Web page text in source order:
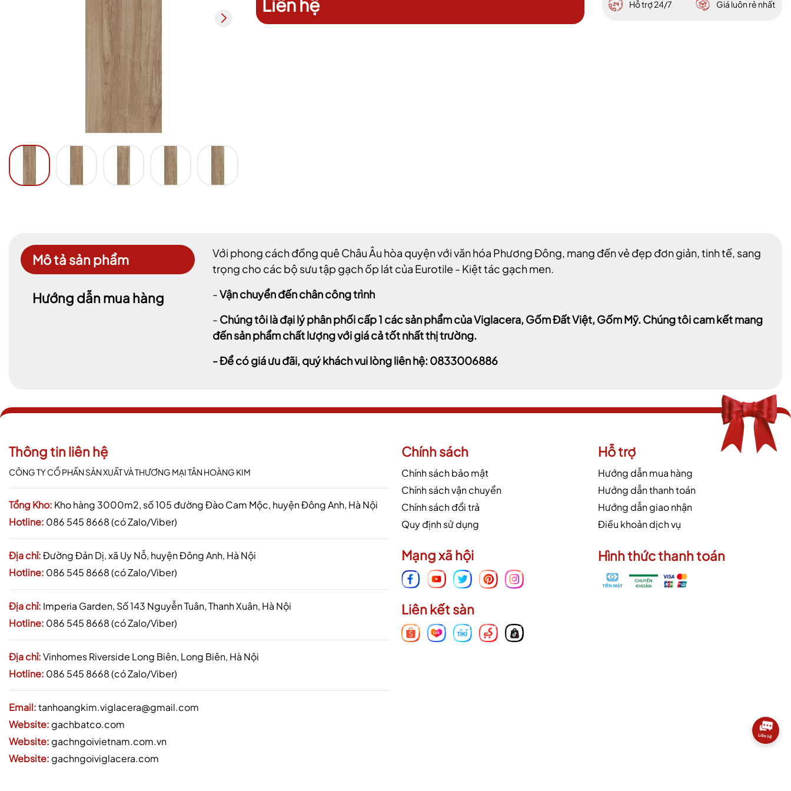
Liên hệ
Hỗ trợ 24/7
Giá luôn rẻ nhất
Mô tả sản phẩm
Hướng dẫn mua hàng
Với phong cách đồng quê Châu Âu hòa quyện với văn hóa Phương Đông, mang đến vẻ đẹp đơn giản, tinh tế, sang
trọng cho các bộ sưu tập gạch ốp lát của Eurotile - Kiệt tác gạch men.
-Vận chuyển đến chân công trình
- Chúng tôi là đại lý phân phối cấp 1 các sản phẩm của Viglacera, Gốm Đất Việt, Gốm Mỹ. Chúng tôi cam kết mang
đến sản phẩm chất lượng với giá cả tốt nhất thị trường.
- Để có giá ưu đãi, quý khách vui lòng liên hệ: 0833006886
Thông tin liên hệ
CÔNG TY CỔ PHẦN SẢN XUẤT VÀ THƯƠNG MẠI TÂN HOÀNG KIM
Tổng Kho: Kho hàng 3000m2, số 105 đường Đào Cam Mộc, huyện Đông Anh, Hà Nội
Hotline: 086 545 8668 (có Zalo/Viber)
Địa chỉ:Đường Đản Dị, xã Uy Nỗ, huyện Đông Anh, Hà Nội
Hotline: 086 545 8668 (có Zalo/Viber)
Địa chỉ: Imperia Garden, Số 143 Nguyễn Tuân, Thanh Xuân, Hà Nội
Hotline: 086 545 8668 (có Zalo/Viber)
Địa chỉ:Vinhomes Riverside Long Biên, Long Biên, Hà Nội
Hotline: 086 545 8668 (có Zalo/Viber)
Email:tanhoangkim.viglacera@gmail.com
Website:gachbatco.com
Website:gachngoivietnam.com.vn
Website:gachngoiviglacera.com
Chính sách
Chính sách bảo mật
Chính sách vận chuyển
Chính sách đổi trả
Quy định sử dụng
Hỗ trợ
Hướng dẫn mua hàng
Hướng dẫn thanh toán
Hướng dẫn giao nhận
Điều khoản dịch vụ
Mạng xã hội
Liên kết sàn
Hình thức thanh toán